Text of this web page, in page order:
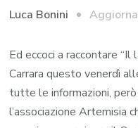
Luca Bonini
Ed eccoci a raccontare
Carrara questo venerdì
tutte le informazioni,
l’associazione Artemisia